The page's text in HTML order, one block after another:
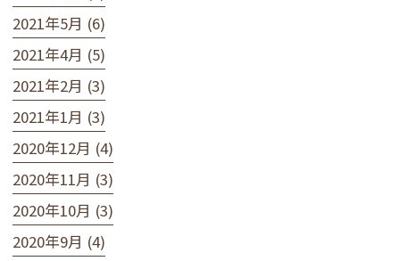
2021年5月 (6)
2021年4月 (5)
2021年2月 (3)
2021年1月 (3)
2020年12月 (4)
2020年11月 (3)
2020年10月 (3)
2020年9月 (4)